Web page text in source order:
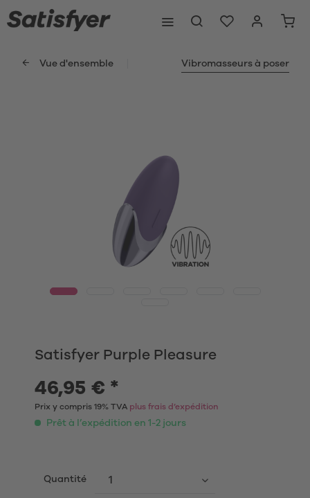
Vue d'ensemble Vibromasseurs à poser
Satisfyer Purple Pleasure
46,95 € *
Prix y compris 19% TVA plus frais d’expédition
Prêt à l’expédition en 1-2 jours
Quantité